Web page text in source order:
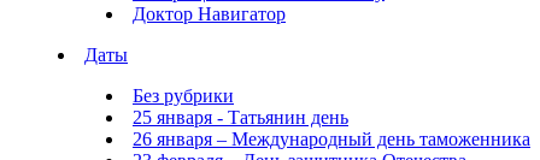
Доктор Навигатор
Даты
Без рубрики
25 января - Татьянин день
26 января – Международный день таможенника